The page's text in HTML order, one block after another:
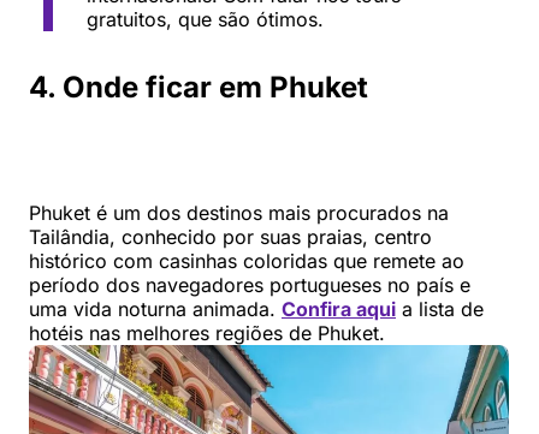
gratuitos, que são ótimos.
4. Onde ficar em Phuket
Phuket é um dos destinos mais procurados na
Tailândia, conhecido por suas praias, centro
histórico com casinhas coloridas que remete ao
período dos navegadores portugueses no país e
uma vida noturna animada. Confira aqui a lista de
hotéis nas melhores regiões de Phuket.